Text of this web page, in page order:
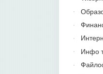
Инфо